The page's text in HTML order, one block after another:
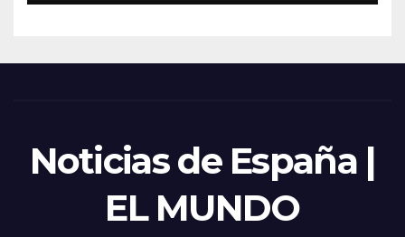
Noticias de España |
EL MUNDO